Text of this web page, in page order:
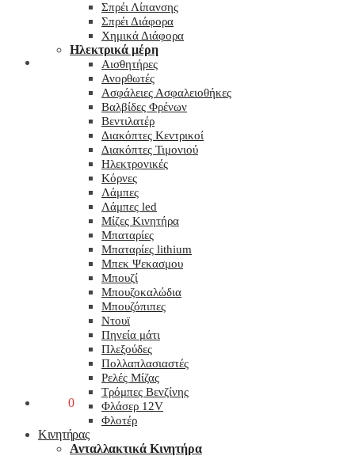
0
Σπρέι Λίπανσης
Σπρέι Διάφορα
Χημικά Διάφορα
Hλεκτρικά μέρη
Αισθητήρες
Ανορθωτές
Ασφάλειες Ασφαλειοθήκες
Βαλβίδες Φρένων
Βεντιλατέρ
Διακόπτες Κεντρικοί
Διακόπτες Τιμονιού
Ηλεκτρονικές
Κόρνες
Λάμπες
Λάμπες led
Μίζες Κινητήρα
Μπαταρίες
Μπαταρίες lithium
Μπεκ Ψεκασμου
Μπουζί
Μπουζοκαλώδια
Μπουζόπιπες
Ντουϊ
Πηνεία μάτι
Πλεξούδες
Πολλαπλασιαστές
Ρελές Μίζας
Τρόμπες Βενζίνης
Φλάσερ 12V
Φλοτέρ
Κινητήρας
Ανταλλακτικά Κινητήρα